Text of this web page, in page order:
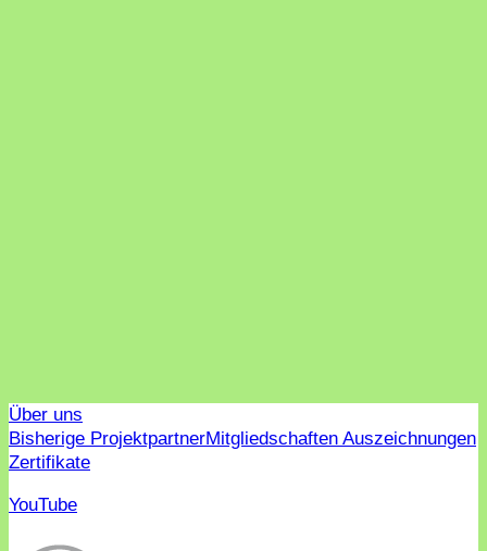
Über uns
Bisherige ProjektpartnerMitgliedschaften Auszeichnungen
Zertifikate
YouTube